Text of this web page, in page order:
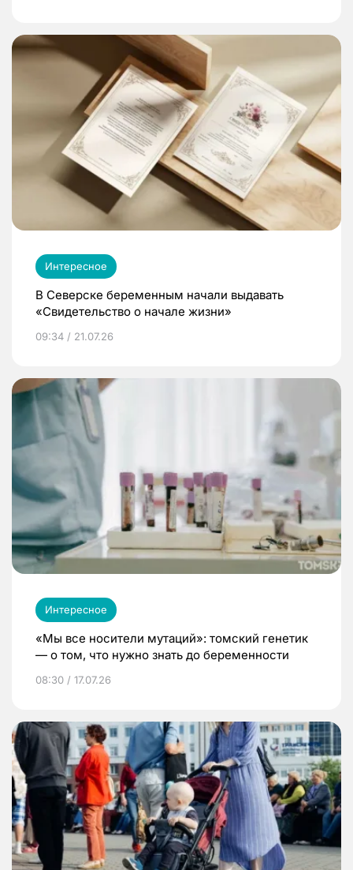
Интересное
В Северске беременным начали выдавать
«Свидетельство о начале жизни»
09:34 / 21.07.26
Интересное
«Мы все носители мутаций»: томский генетик
— о том, что нужно знать до беременности
08:30 / 17.07.26